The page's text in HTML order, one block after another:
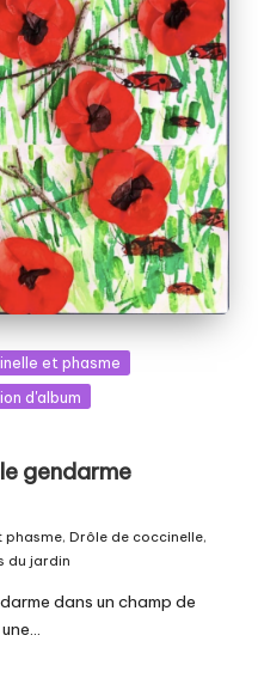
et phasme
d'album
gendarme
phasme,Drôle de coccinelle,
du jardin
dans un champ de